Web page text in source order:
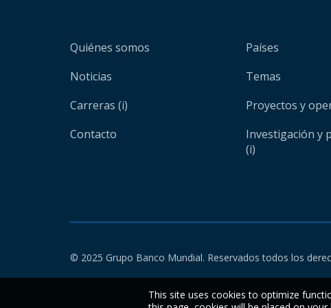
Quiénes somos
Noticias
Carreras (i)
Contacto
Países
Temas
Proyectos y
Investigación y
(i)
© 2025 Grupo Banco Mundial. Reservados todos los
This site uses cookies to optimize